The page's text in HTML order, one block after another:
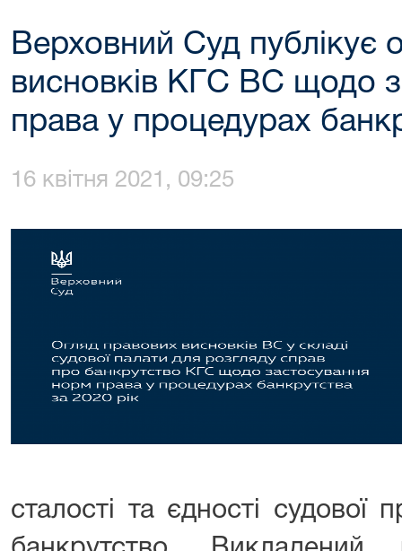
Верховний Суд публікує
висновків КГС ВС щодо
права у процедурах
16 квітня 2021, 09:25
сталості та єдності судової